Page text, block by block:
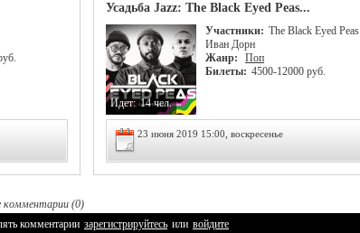
Усадьба Jazz: The Black Eyed Peas...
Участники: The Black Eyed Peas
Иван Дорн
Жанр:
Поп
Билеты: 4500-12000 руб.
Идет: 14 чел.
23 июня 2019 15:00, воскресенье
комментарии (0)
комментарии зарегистрируйтесь или войдите